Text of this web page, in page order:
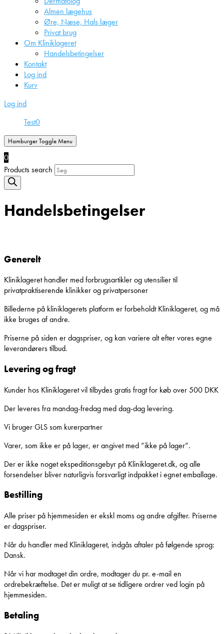
Almen lægehus
Øre, Næse, Hals læger
Privat brug
Om Kliniklageret
Handelsbetingelser
Kontakt
Log ind
Kurv
Log ind
Test0
Hamburger Toggle Menu
0
Products search
Handelsbetingelser
Generelt
Kliniklageret handler med forbrugsartikler og utensilier til
privatpraktiserende klinikker og privatpersoner
Billederne på kliniklagerets platform er forbeholdt Kliniklageret, og må
ikke bruges af andre.
Priserne på siden er dagspriser, og kan variere alt efter vores egne
leverandørers tilbud.
Levering og fragt
Kunder hos Kliniklageret vil tilbydes gratis fragt for køb over 500 DKK
Der leveres fra mandag-fredag med dag-dag levering.
Vi bruger GLS som kurerpartner
Varer, som ikke er på lager, er angivet med ”ikke på lager”.
Der er ikke noget ekspeditionsgebyr på Kliniklageret.dk, og alle
forsendelser bliver naturligvis forsvarligt indpakket i egnet emballage.
Bestilling
Alle priser på hjemmesiden er ekskl moms og andre afgifter. Priserne
er dagspriser.
Når du handler med Kliniklageret, indgås aftaler på følgende sprog:
Dansk.
Når vi har modtaget din ordre, modtager du pr. e-mail en
ordrebekræftelse. Det er muligt at se tidligere ordrer ved login på
hjemmesiden.
Betaling